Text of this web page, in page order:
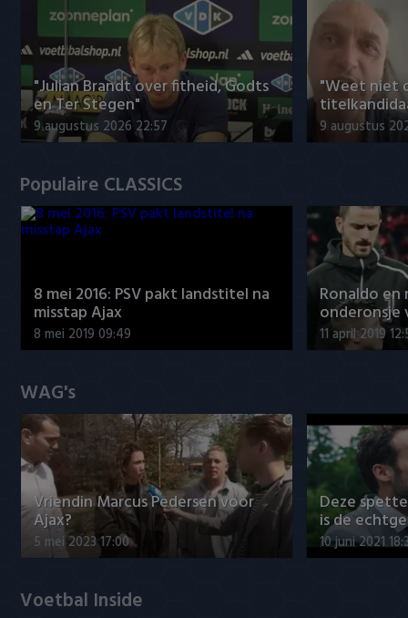
"Julian Brandt over fitheid, Godts
en Ter Stegen"
9 augustus 2026 22:57
"Weet niet
9 augustus
Populaire CLASSICS
8 mei 2016: PSV pakt landstitel na
misstap Ajax
8 mei 2019 09:49
Ronaldo
onderonsje
11 april 2019
WAG's
Vriendin Marcus Pedersen voor
Ajax?
5 mei 2023 17:00
Deze
is de
10 juni 2021
Voetbal Inside